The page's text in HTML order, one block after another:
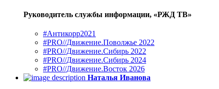
Руководитель службы информации, «РЖД ТВ»
#Антикорр2021
#PRO//Движение.Поволжье 2022
#PRO//Движение.Сибирь 2022
#PRO//Движение.Сибирь 2024
#PRO//Движение.Восток 2026
Наталья Иванова